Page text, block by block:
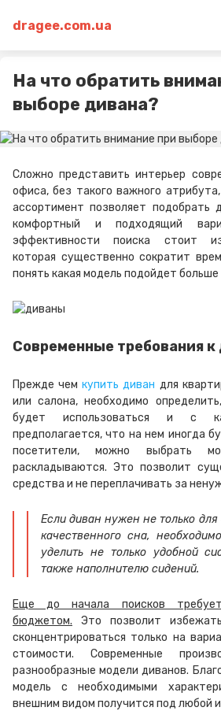
dragee.com.ua
На что обратить
выборе дивана?
Сложно представить интерьер
офиса, без такого важного
ассортимент позволяет подобрать
комфортный и подходящий
эффективности поиска стоит
которая существенно сократит
понять какая модель подойдет больше
Современные требования к
Прежде чемкупить диван для
или салона, необходимо
будет использоваться и с
предполагается, что на нем иногда
посетители, можно выбрать
раскладываются. Это позволит
средства и не переплачивать за
Если диван нужен не только для
качественного сна,
уделить не только удобной
также наполнителю сидений.
Еще до начала поисков
бюджетом. Это позволит
сконцентрироваться только на
стоимости. Современные
разнообразные модели диванов.
модель с необходимыми
внешним видом получится под любой